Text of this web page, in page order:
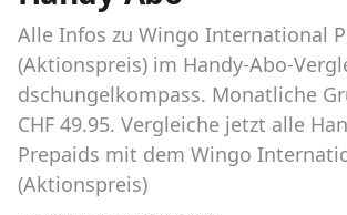
Abos für Tablets, Hotspots und
Watches
Tarifrechner Handy-Abo
Der gute alte Tarifrechner im
Infos
Alle Infos zu Wingo International
(Aktionspreis) im Handy-Abo-
dschungelkompass. Monatliche
CHF 49.95. Vergleiche jetzt alle
Prepaids mit dem Wingo
(Aktionspreis)